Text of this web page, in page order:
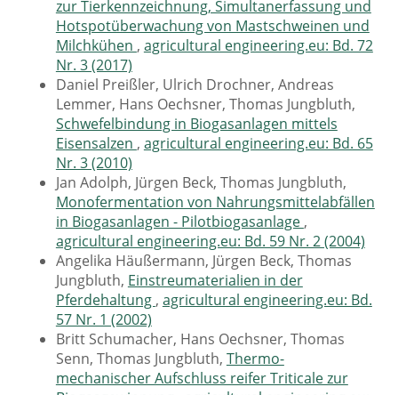
zur Tierkennzeichnung, Simultanerfassung und
Hotspotüberwachung von Mastschweinen und
Milchkühen , agricultural engineering.eu: Bd. 72
Nr. 3 (2017)
Daniel Preißler, Ulrich Drochner, Andreas
Lemmer, Hans Oechsner, Thomas Jungbluth,
Schwefelbindung in Biogasanlagen mittels
Eisensalzen , agricultural engineering.eu: Bd. 65
Nr. 3 (2010)
Jan Adolph, Jürgen Beck, Thomas Jungbluth,
Monofermentation von Nahrungsmittelabfällen
in Biogasanlagen - Pilotbiogasanlage ,
agricultural engineering.eu: Bd. 59 Nr. 2 (2004)
Angelika Häußermann, Jürgen Beck, Thomas
Jungbluth, Einstreumaterialien in der
Pferdehaltung , agricultural engineering.eu: Bd.
57 Nr. 1 (2002)
Britt Schumacher, Hans Oechsner, Thomas
Senn, Thomas Jungbluth, Thermo-
mechanischer Aufschluss reifer Triticale zur